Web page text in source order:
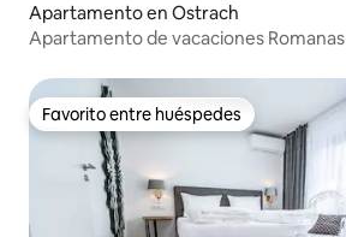
Apartamento en Ostrach
Apartamento de vacaciones Romanas
Favorito entre huéspedes
Favorito entre huéspedes